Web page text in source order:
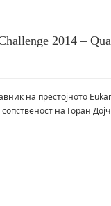
2014 –
на престојното
на Горан